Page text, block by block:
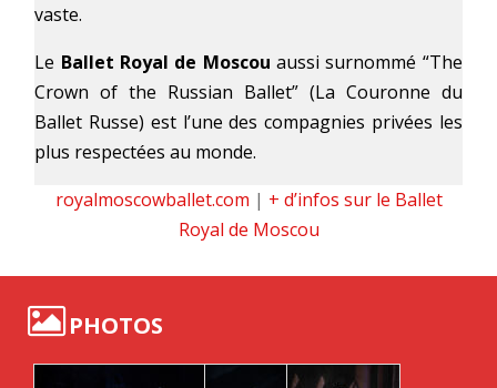
vaste.
Le Ballet Royal de Moscou aussi surnommé “The
Crown of the Russian Ballet” (La Couronne du
Ballet Russe) est l’une des compagnies privées les
plus respectées au monde.
royalmoscowballet.com | + d’infos sur le Ballet
Royal de Moscou
PHOTOS